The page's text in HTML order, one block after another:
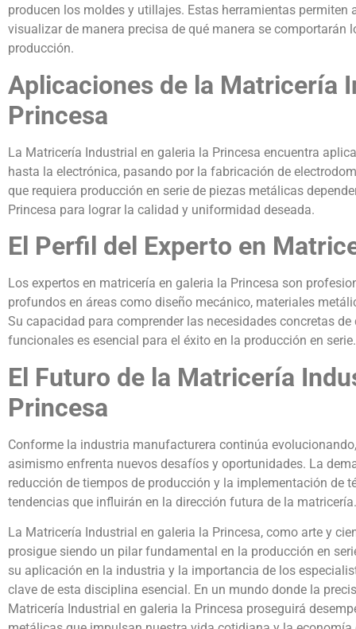
producen los moldes y utillajes. Estas herramientas
visualizar de manera precisa de qué manera se comportarán
producción.
Aplicaciones de la Matricería
Princesa
La Matricería Industrial en galeria la Princesa encuentra
hasta la electrónica, pasando por la fabricación de
que requiera producción en serie de piezas metálicas
Princesa para lograr la calidad y uniformidad deseada.
El Perfil del Experto en
Los expertos en matricería en galeria la Princesa son
profundos en áreas como diseño mecánico, materiales
Su capacidad para comprender las necesidades concretas
funcionales es esencial para el éxito en la producción en serie.
El Futuro de la Matricería
Princesa
Conforme la industria manufacturera continúa
asimismo enfrenta nuevos desafíos y oportunidades. La
reducción de tiempos de producción y la implementación de
tendencias que influirán en la dirección futura de la matricería.
La Matricería Industrial en galeria la Princesa, como arte y
prosigue siendo un pilar fundamental en la producción en
su aplicación en la industria y la importancia de los
clave de esta disciplina esencial. En un mundo donde la
Matricería Industrial en galeria la Princesa proseguirá